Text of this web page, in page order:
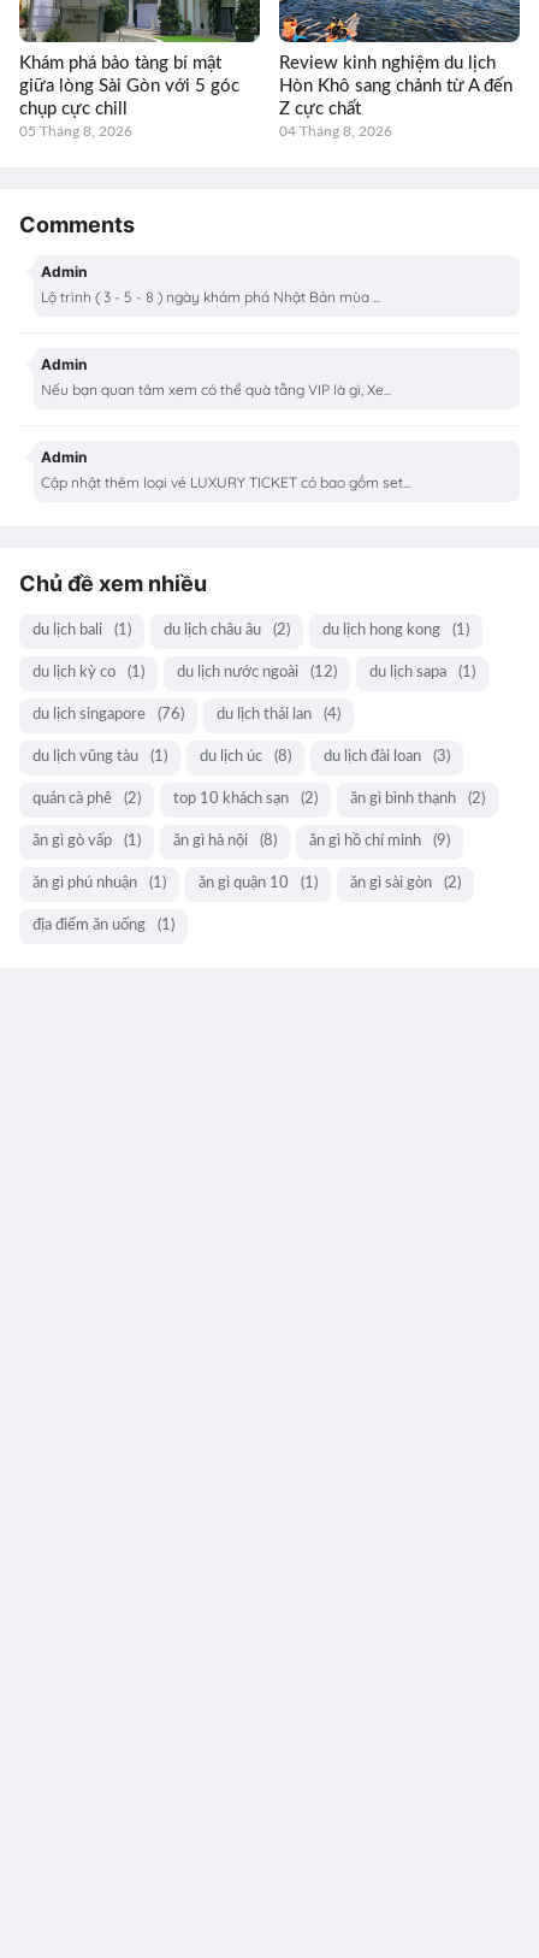
Khám phá bảo tàng bí mật
giữa lòng Sài Gòn với 5 góc
chụp cực chill
05 Tháng 8, 2026
Review kinh nghiệm du lịch
Hòn Khô sang chảnh từ A đến
Z cực chất
04 Tháng 8, 2026
Comments
Admin
Lộ trình ( 3 - 5 - 8 ) ngày khám phá Nhật Bản mùa ...
Admin
Nếu bạn quan tâm xem có thể quà tằng VIP là gì, Xe...
Admin
Cập nhật thêm loại vé LUXURY TICKET có bao gồm set...
Chủ đề xem nhiều
du lịch bali (1) du lịch châu âu (2) du lịch hong kong (1)
du lịch kỳ co (1) du lịch nước ngoài (12) du lịch sapa (1)
du lịch singapore (76) du lịch thái lan (4)
du lịch vũng tàu (1) du lịch úc (8) du lịch đài loan (3)
quán cà phê (2) top 10 khách sạn (2) ăn gì bình thạnh (2)
ăn gì gò vấp (1) ăn gì hà nội (8) ăn gì hồ chí minh (9)
ăn gì phú nhuận (1) ăn gì quận 10 (1) ăn gì sài gòn (2)
địa điểm ăn uống (1)